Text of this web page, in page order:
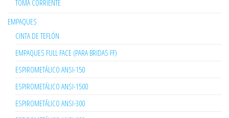
TOMA CORRIENTE
EMPAQUES
CINTA DE TEFLÓN
EMPAQUES FULL FACE (PARA BRIDAS FF)
ESPIROMETÁLICO ANSI-150
ESPIROMETÁLICO ANSI-1500
ESPIROMETÁLICO ANSI-300